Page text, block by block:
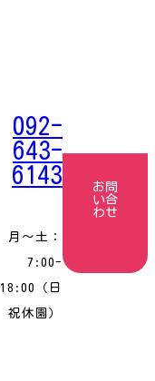
092-
643-
6143
月〜土：
7:00-
18:00（日
祝休園）
お問
い合
わせ